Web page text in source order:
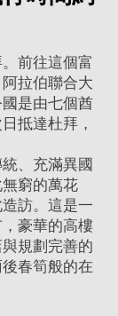
前往這個富
拉伯聯合大
是由七個酋
抵達杜拜，
、充滿異國
窮的萬花
訪。這是一
豪華的高樓
規劃完善的
春筍般的在